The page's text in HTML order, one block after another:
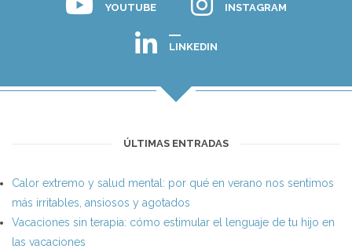
YOUTUBE INSTAGRAM
LINKEDIN
ÚLTIMAS ENTRADAS
Calor extremo y salud mental: por qué en verano nos sentimos
más irritables, ansiosos y agotados
Vacaciones sin terapia: cómo estimular el lenguaje de tu hijo en
las vacaciones